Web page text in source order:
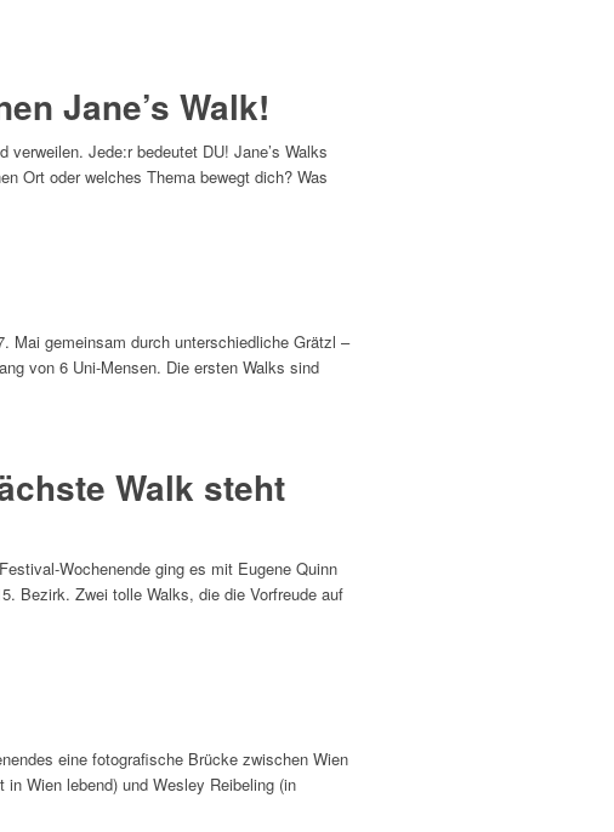
Jane’s Walk!
Jede:r bedeutet DU! Jane’s Walks
Ort oder welches Thema bewegt dich? Was
Mai gemeinsam durch unterschiedliche Grätzl –
von 6 Uni-Mensen. Die ersten Walks sind
Walk steht
Wochenende ging es mit Eugene Quinn
Bezirk. Zwei tolle Walks, die die Vorfreude auf
eine fotografische Brücke zwischen Wien
Wien lebend) und Wesley Reibeling (in